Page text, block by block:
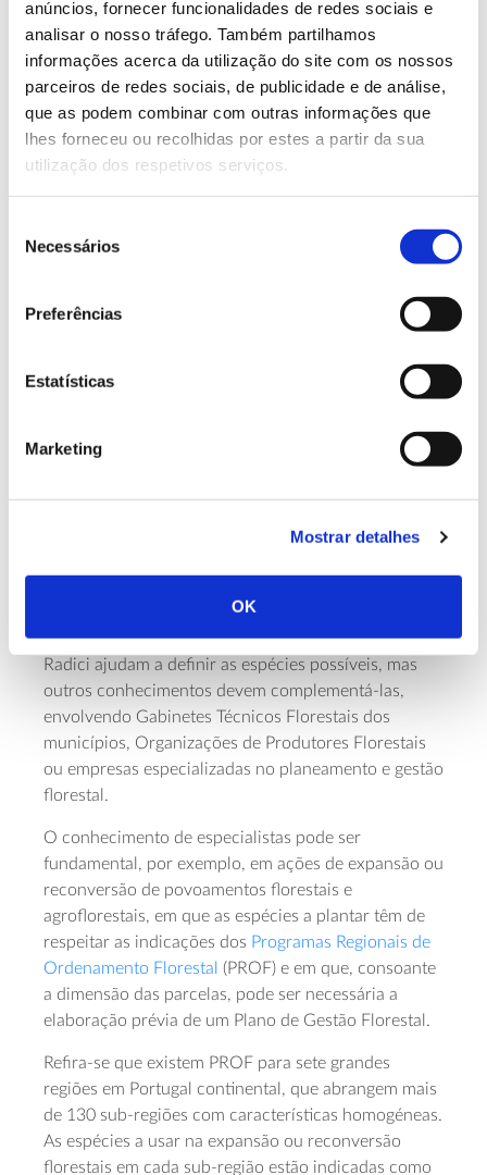
anúncios, fornecer funcionalidades de redes sociais e
analisar o nosso tráfego. Também partilhamos
informações acerca da utilização do site com os nossos
parceiros de redes sociais, de publicidade e de análise,
que as podem combinar com outras informações que
lhes forneceu ou recolhidas por estes a partir da sua
utilização dos respetivos serviços.
Necessários
Preferências
Estatísticas
Marketing
Mostrar detalhes
OK
União até 2030.
Outro dos objetivos da plataforma Radici é evitar
que quem está envolvido na plantação, replantação
ou restauro escolha espécies inadequadas às
condições locais (clima, solos, relevo etc.), que
acabam por não resistir, desperdiçando materiais
reprodutivos e horas de trabalho que se relevam
Segundo a NBI, a “informação é aplicável ao desenho
de projetos de restauro, a planos de rearborização
pós-catástrofe, à seleção de espécies para
caracterização do capital natural em instrumentos
Climática”, mas “não substitui o conhecimento
Conhecimento especializado
completa-as
As orientações iniciais fornecidas pela plataforma
Radici ajudam a definir as espécies possíveis, mas
outros conhecimentos devem complementá-las,
envolvendo Gabinetes Técnicos Florestais dos
municípios, Organizações de Produtores Florestais
ou empresas especializadas no planeamento e gestão
florestal.
O conhecimento de especialistas pode ser
fundamental, por exemplo, em ações de expansão ou
reconversão de povoamentos florestais e
agroflorestais, em que as espécies a plantar têm de
respeitar as indicações dos Programas Regionais de
Ordenamento Florestal
(PROF) e em que, consoante
a dimensão das parcelas, pode ser necessária a
elaboração prévia de um Plano de Gestão Florestal.
Refira-se que existem PROF para sete grandes
regiões em Portugal continental, que abrangem mais
de 130 sub-regiões com características homogéneas.
As espécies a usar na expansão ou reconversão
florestais em cada sub-região estão indicadas como